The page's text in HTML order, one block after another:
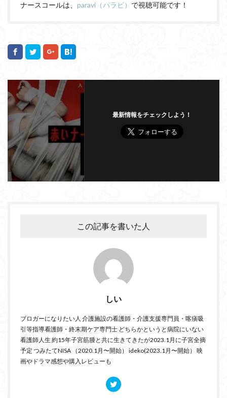
ナースコールは、 paravi（パラビ） で視聴可能です！
最新情報をチェックしよう！
この記事を書いた人
しい
ブロガーになりたい人 介護施設の看護師・介護支援専門員・喀痰吸
引等指導看護師・終末期ケア専門士 どちらかというと病院にいない
看護師人生 約15年子宮筋腫と共に生きてきたが2023.1月に子宮全摘
予定 つみたてNISA （2020.1月〜開始） ideko(2023.1月〜開始） 映
画やドラマ感想や購入レビューも